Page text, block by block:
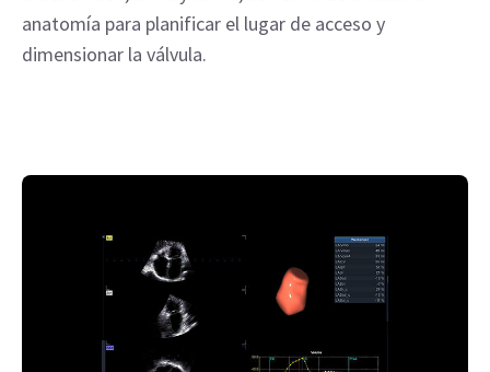
anatomía para planificar el lugar de acceso y
dimensionar la válvula.